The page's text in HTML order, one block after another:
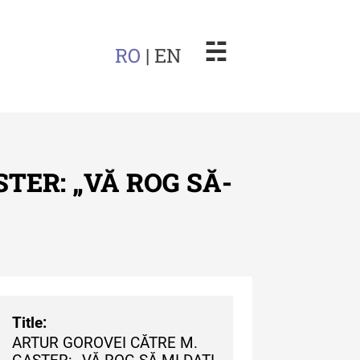
RO | EN ☵
Moldovei - XXII / 2022
„VĂ ROG SĂ-
Title:
ARTUR GOROVEI CĂTRE M.